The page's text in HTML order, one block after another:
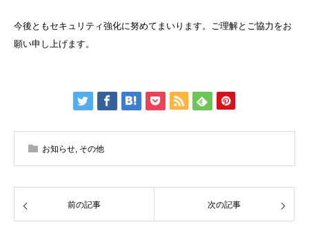
今後ともセキュリティ強化に努めてまいります。ご理解とご協力をお
願い申し上げます。
お知らせ, その他
前の記事 次の記事